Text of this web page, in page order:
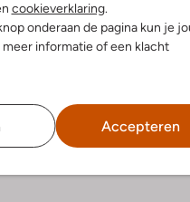
cookieverklaring.
onderaan de pagina kun je
informatie of een klacht
Accepteren
Ontdek de look